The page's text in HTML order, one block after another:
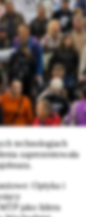
technologiach
zaprezentowała
Optyka i
jako lidera